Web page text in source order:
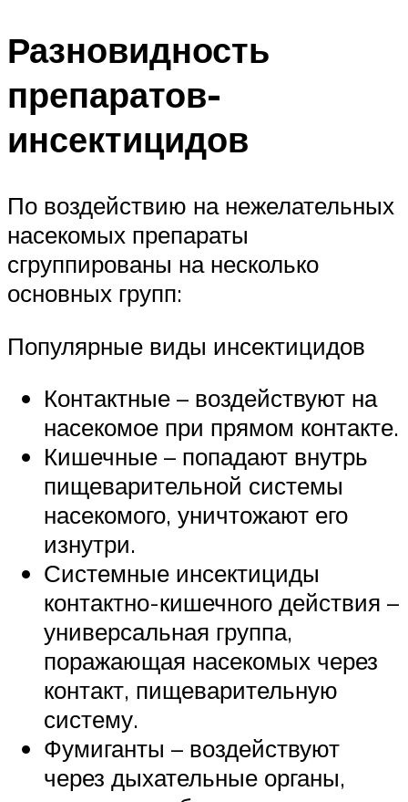
Разновидность
препаратов-
инсектицидов
По воздействию на нежелательных
насекомых препараты
сгруппированы на несколько
основных групп:
Популярные виды инсектицидов
Контактные – воздействуют на
насекомое при прямом контакте.
Кишечные – попадают внутрь
пищеварительной системы
насекомого, уничтожают его
изнутри.
Системные инсектициды
контактно-кишечного действия –
универсальная группа,
поражающая насекомых через
контакт, пищеварительную
систему.
Фумиганты – воздействуют
через дыхательные органы,